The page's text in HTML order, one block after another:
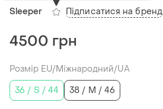
Sleeper
Підписатися на бренд
4500 грн
Розмір EU/Міжнародний/UA
36 / S / 44
38 / M / 46